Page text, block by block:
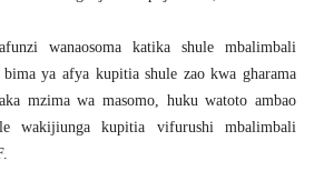
wanaosoma katika shule mbalimbali
bima ya afya kupitia shule zao kwa gharama
mzima wa masomo, huku watoto ambao
wakijiunga kupitia vifurushi mbalimbali